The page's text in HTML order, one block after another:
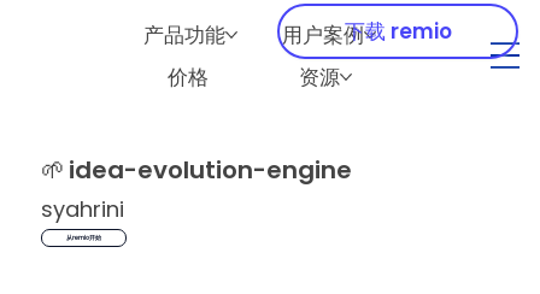
产品功能
用户案例
价格
资源
下载 remio
🌱 idea-evolution-engine
syahrini
从remio开始